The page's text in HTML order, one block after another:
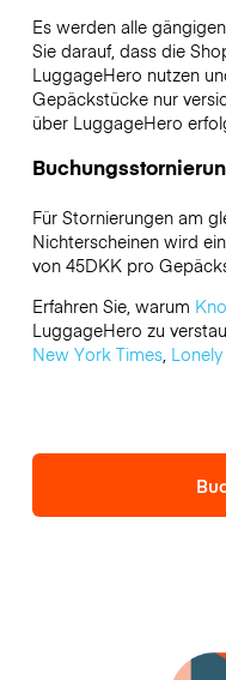
Es werden alle
Sie darauf, dass die
LuggageHero nutzen
Gepäckstücke nur
über LuggageHero
Für Stornierungen am
Nichterscheinen wird
von 45DKK pro
Erfahren Sie, warum
LuggageHero zu
New York Times,